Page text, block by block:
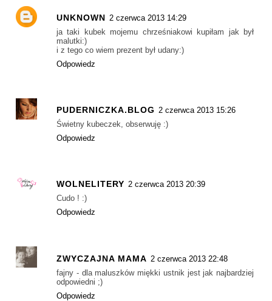
UNKNOWN 2 czerwca 2013 14:29
ja taki kubek mojemu chrześniakowi kupiłam jak był
malutki:)
i z tego co wiem prezent był udany:)
Odpowiedz
PUDERNICZKA.BLOG 2 czerwca 2013 15:26
Świetny kubeczek, obserwuję :)
Odpowiedz
WOLNELITERY 2 czerwca 2013 20:39
Cudo ! :)
Odpowiedz
ZWYCZAJNA MAMA 2 czerwca 2013 22:48
fajny - dla maluszków miękki ustnik jest jak najbardziej
odpowiedni ;)
Odpowiedz